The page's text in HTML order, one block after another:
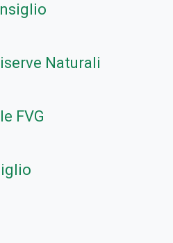
Naturali
FVG